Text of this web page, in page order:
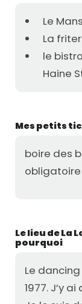
Le
La
le
Haine
Mes petits
boire des
obligatoire
Le lieu de La
pourquoi
Le
1977. J’y